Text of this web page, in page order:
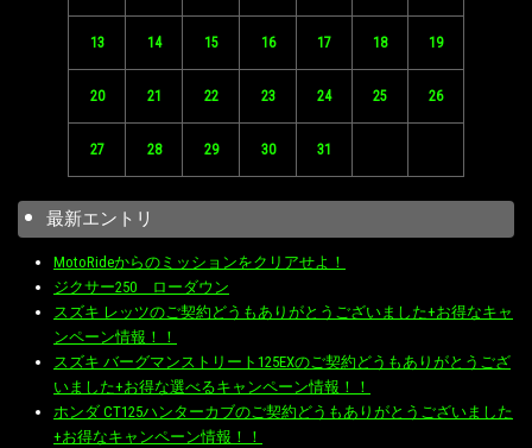
13 14 15 16 17 18 19
20 21 22 23 24 25 26
27 28 29 30 31
最新エントリ
MotoRideからのミッションをクリアせよ！
ジクサー250 ローダウン
スズキ レッツのご契約どうもありがとうございました+お得なキャ
ンペーン情報！！
スズキ バーグマンストリート125EXのご契約どうもありがとうござ
いました+お得な選べるキャンペーン情報！！
ホンダ CT125ハンターカブのご契約どうもありがとうございました
+お得なキャンペーン情報！！